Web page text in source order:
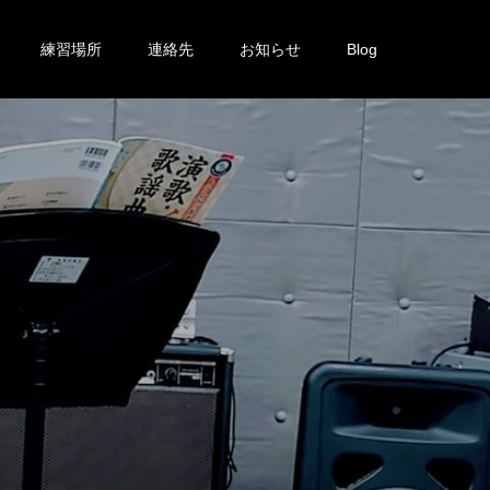
練習場所 連絡先 お知らせ Blog
投稿